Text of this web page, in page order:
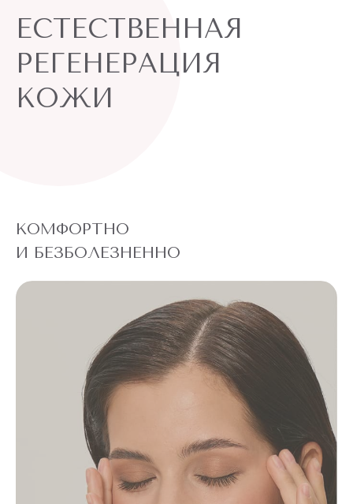
ЕСТЕСТВЕННАЯ
РЕГЕНЕРАЦИЯ
КОЖИ
КОМФОРТНО
И БЕЗБОЛЕЗНЕННО